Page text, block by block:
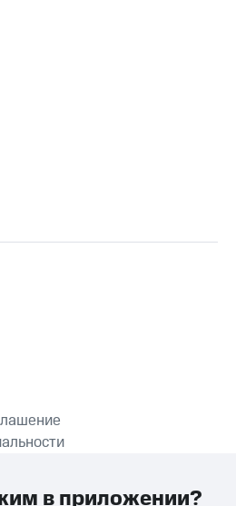
ПРИЛОЖЕНИЕ